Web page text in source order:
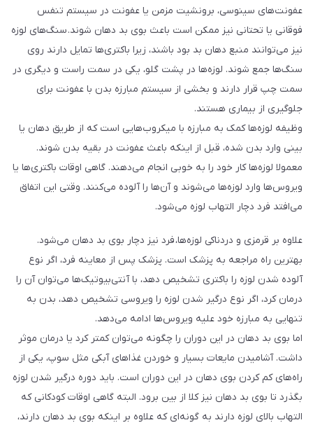
عفونت‌های سینوسی، برونشیت مزمن یا عفونت در سیستم تنفس
فوقانی یا تحتانی نیز ممکن است باعث بوی بد دهان شوند. سنگ‌های لوزه
نیز می‌توانند منبع دهان بد بود باشند، زیرا باکتری‌ها تمایل دارند روی
سنگ‌ها جمع شوند. لوزه‌ها در پشت گلو، یکی در سمت راست و دیگری در
سمت چپ قرار دارند و بخشی از سیستم مبارزه بدن با عفونت برای
جلوگیری از بیماری هستند.
وظیفه لوزه‌ها کمک به مبارزه با میکروب‌هایی است که از طریق دهان یا
بینی وارد بدن شده، قبل از اینکه باعث عفونت در بقیه بدن شوند.
معمولا لوزه‌ها کار خود را به خوبی انجام می‌دهند. گاهی اوقات باکتری‌ها یا
ویروس‌ها وارد لوزه‌ها می‌شوند و آن‌ها را آلوده می‌کنند. وقتی این اتفاق
می‌افتد فرد دچار التهاب لوزه می‌شود.
علاوه بر قرمزی و دردناکی لوزه‌ها، فرد نیز دچار بوی بد دهان می‌شود.
بهترین راه مراجعه به پزشک است. پزشک پس از معاینه فرد، اگر نوع
آلوده شدن لوزه را باکتری تشخیص دهد، با آنتی‌بیوتیک‌ها می‌توان آن را
درمان کرد، اگر نوع درگیر شدن لوزه را ویروسی تشخیص دهد، بدن به
تنهایی به مبارزه خود علیه ویروس‌ها ادامه می‌دهد.
اما بوی بد دهان در این دوران را چگونه می‌توان کمتر کرد یا درمان موثر
داشت. آشامیدن مایعات بسیار و خوردن غذاهای آبکی مثل سوپ، یکی از
راه‌های کم کردن بوی دهان در این دوران است. باید دوره درگیر شدن لوزه
بگذرد تا بوی بد دهان نیز کلا از بین برود. البته گاهی اوقات کودکانی که
التهاب بالای لوزه دارند به گونه‌ای که علاوه بر اینکه بوی بد دهان دارند،